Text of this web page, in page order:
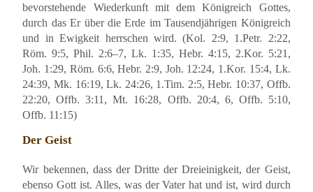
bevorstehende Wiederkunft mit dem Königreich Gottes,
durch das Er über die Erde im Tausendjährigen Königreich
und in Ewigkeit herrschen wird. (Kol. 2:9, 1.Petr. 2:22,
Röm. 9:5, Phil. 2:6–7, Lk. 1:35, Hebr. 4:15, 2.Kor. 5:21,
Joh. 1:29, Röm. 6:6, Hebr. 2:9, Joh. 12:24, 1.Kor. 15:4, Lk.
24:39, Mk. 16:19, Lk. 24:26, 1.Tim. 2:5, Hebr. 10:37, Offb.
22:20, Offb. 3:11, Mt. 16:28, Offb. 20:4, 6, Offb. 5:10,
Offb. 11:15)
Der Geist
Wir bekennen, dass der Dritte der Dreieinigkeit, der Geist,
ebenso Gott ist. Alles, was der Vater hat und ist, wird durch